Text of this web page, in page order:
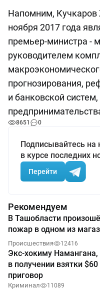
Напомним,
ноября 2017 года
премьер-министра -
руководителем
прогнозирования,
и банковской
8651 0
Подписывайтесь на
в курсе последних
Перейти
Рекомендуем
В Ташобласти
пожар в одном из
Происшествия 12416
Экс-хокиму
в получении взятки
приговор
Криминал 11089